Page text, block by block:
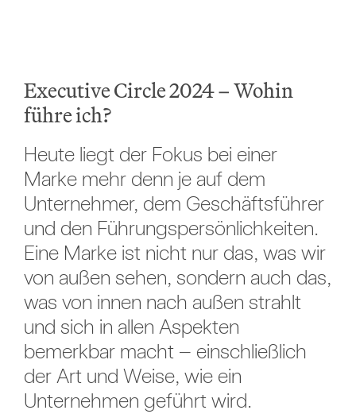
Executive Circle 2024 – Wohin
führe ich?
Heute liegt der Fokus bei einer
Marke mehr denn je auf dem
Unternehmer, dem Geschäftsführer
und den Führungspersönlichkeiten.
Eine Marke ist nicht nur das, was wir
von außen sehen, sondern auch das,
was von innen nach außen strahlt
und sich in allen Aspekten
bemerkbar macht – einschließlich
der Art und Weise, wie ein
Unternehmen geführt wird.